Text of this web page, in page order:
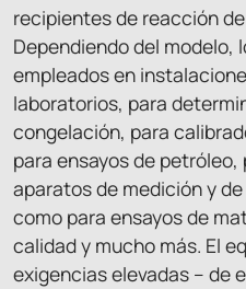
recipientes de reacción
Dependiendo del modelo,
empleados en
laboratorios, para
congelación, para
para ensayos de
aparatos de medición y
como para ensayos de
calidad y mucho más. El
exigencias elevadas – de